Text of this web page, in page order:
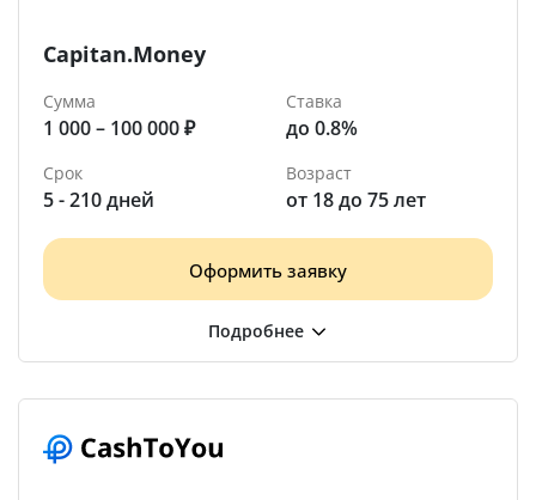
Capitan.Money
Сумма
1 000 – 100 000 ₽
Ставка
до 0.8%
Срок
5 - 210 дней
Возраст
от 18 до 75 лет
Оформить заявку